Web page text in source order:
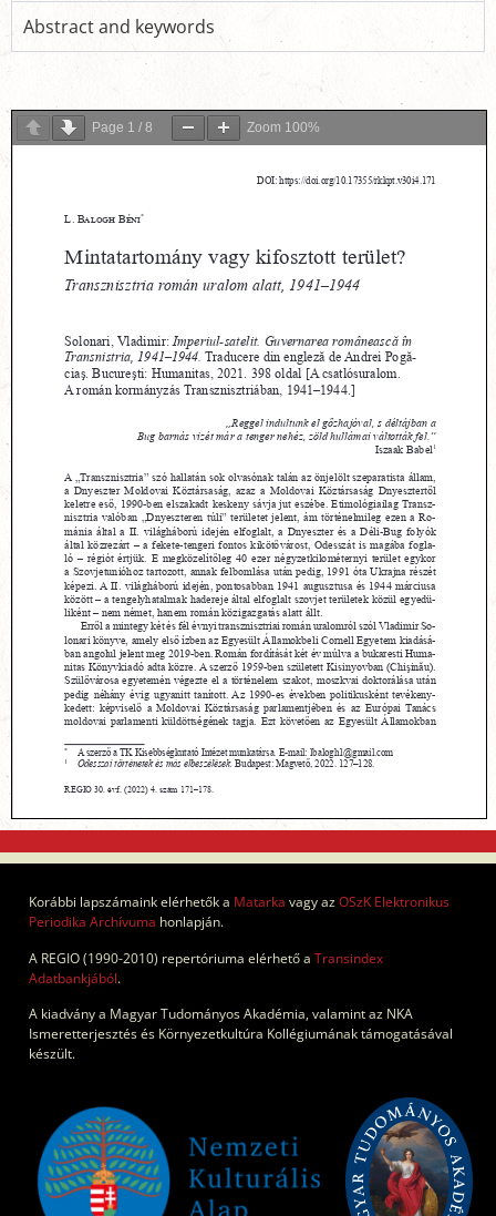
Abstract and keywords
Page 1 / 8 Zoom 100%
Korábbi lapszámaink elérhetők a Matarka vagy azOSzK Elektronikus
Periodika Archívuma honlapján.
A REGIO (1990-2010) repertóriuma elérhető a Transindex
Adatbankjából.
A kiadvány a Magyar Tudományos Akadémia, valamint az NKA
Ismeretterjesztés és Környezetkultúra Kollégiumának támogatásával
készült.